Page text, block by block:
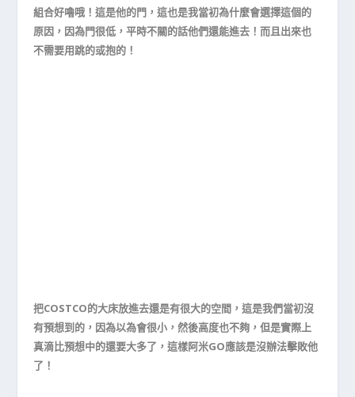
組合好嚕哦！這是他的門，這也是我當初為什麼會選擇這個的
原因，因為門很低，平時不關的話他們還能進去！而且出來也
不需要用跳的或抱的！
把COSTCO的大床放進去還是有很大的空間，這是我們當初沒
有預想到的，因為以為會很小，然後高度也不夠，但是實際上
真滴比預想中的還要大多了，這樣阿米GO應該是沒辦法擊敗他
了！